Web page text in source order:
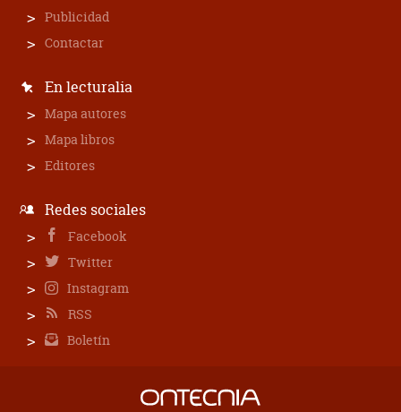
Publicidad
Contactar
En lecturalia
Mapa autores
Mapa libros
Editores
Redes sociales
Facebook
Twitter
Instagram
RSS
Boletín